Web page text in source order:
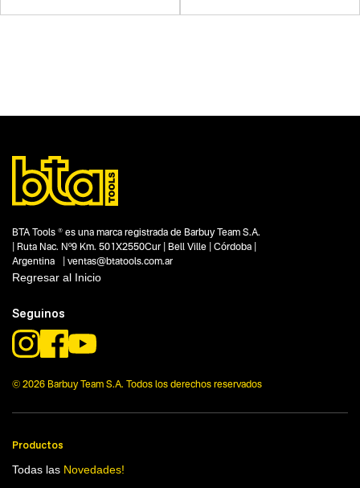
BTA Tools ® es una marca registrada de Barbuy Team S.A.
| Ruta Nac. Nº9 Km. 501X2550Cur | Bell Ville | Córdoba |
Argentina | ventas@btatools.com.ar
Regresar al Inicio
Seguinos
© 2026 Barbuy Team S.A. Todos los derechos reservados
Productos
Todas las Novedades!